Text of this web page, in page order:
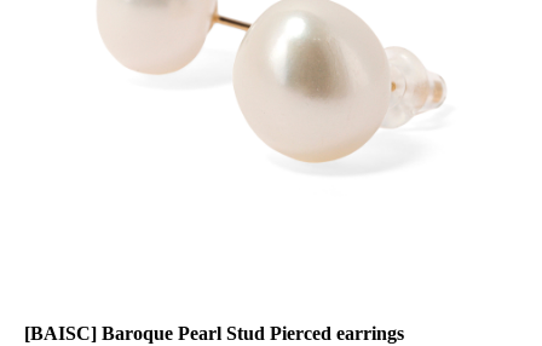
[BAISC] Baroque Pearl Stud Pierced earrings